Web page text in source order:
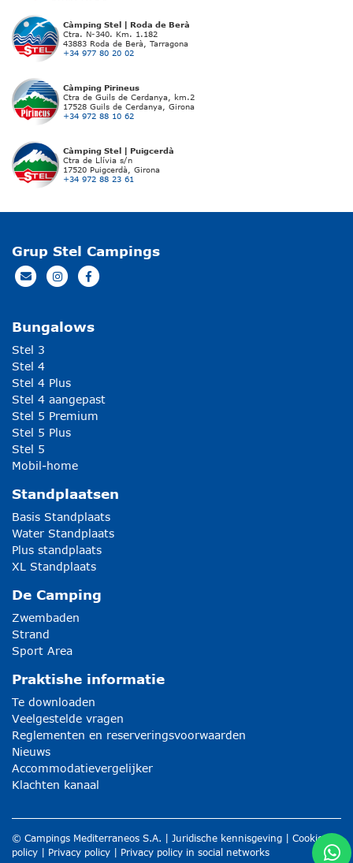
Càmping Stel | Roda de Berà
Ctra. N-340. Km. 1.182
43883 Roda de Berà, Tarragona
+34 977 80 20 02
Càmping Pirineus
Ctra de Guils de Cerdanya, km.2
17528 Guils de Cerdanya, Girona
+34 972 88 10 62
Càmping Stel | Puigcerdà
Ctra de Llívia s/n
17520 Puigcerdà, Girona
+34 972 88 23 61
Grup Stel Campings
Bungalows
Stel 3
Stel 4
Stel 4 Plus
Stel 4 aangepast
Stel 5 Premium
Stel 5 Plus
Stel 5
Mobil-home
Standplaatsen
Basis Standplaats
Water Standplaats
Plus standplaats
XL Standplaats
De Camping
Zwembaden
Strand
Sport Area
Praktishe informatie
Te downloaden
Veelgestelde vragen
Reglementen en reserveringsvoorwaarden
Nieuws
Accommodatievergelijker
Klachten kanaal
© Campings Mediterraneos S.A. | Juridische kennisgeving
Cookie
policy
Privacy policy Privacy policy in social networks